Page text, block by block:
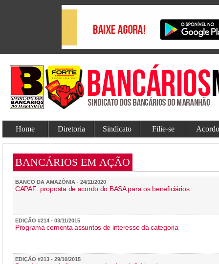
Home Diretoria Sindicato Filie-se
BANCÁRIOS EM AÇÃO
BANCO DA AMAZÔNIA - 24/11/2020
CAPAF: proposta de acordo do BASA para os beneficiários
EDIÇÃO #214 - 03/11/2015
Programa comenta assuntos de interesse da categoria
EDIÇÃO #213 - 29/10/2015